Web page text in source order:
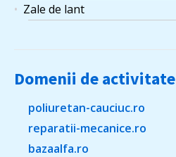
Zale de lant
Domenii de activitate
poliuretan-cauciuc.ro
reparatii-mecanice.ro
bazaalfa.ro